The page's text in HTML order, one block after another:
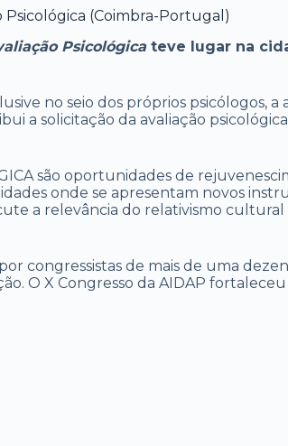
Psicológica (Coimbra-Portugal)
Psicológicateve lugar na
no seio dos próprios psicólogos,
a solicitação da avaliação
são oportunidades de
onde se apresentam novos
a relevância do relativismo
congressistas de mais de uma
O X Congresso da AIDAP